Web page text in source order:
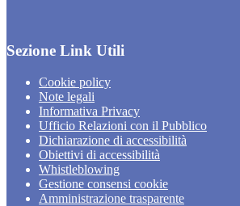
Sezione Link Utili
Cookie policy
Note legali
Informativa Privacy
Ufficio Relazioni con il Pubblico
Dichiarazione di accessibilità
Obiettivi di accessibilità
Whistleblowing
Gestione consensi cookie
Amministrazione trasparente